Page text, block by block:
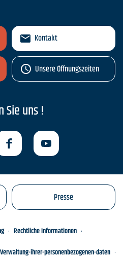
Kontakt
Unsere Öffnungszeiten
Sie uns !
Presse
Rechtliche Informationen
Verwaltung-ihrer-personenbezogenen-daten